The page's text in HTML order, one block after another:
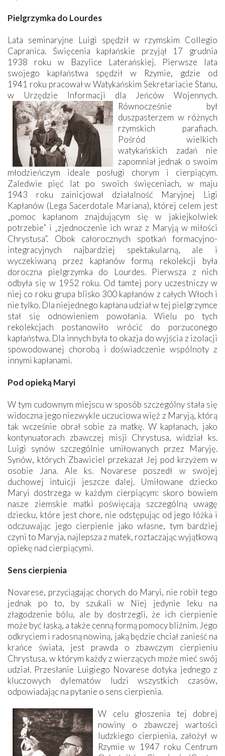
Pielgrzymka do Lourdes
Lata seminaryjne Luigi spędził w rzymskim Collegio
Capranica. Święcenia kapłańskie przyjął 17 grudnia
1938 roku w Bazylice Laterańskiej. Pierwsze lata
swojego kapłaństwa spędził w Rzymie, gdzie od
1941 roku pracował w Watykańskim Sekretariacie Stanu,
w Urzędzie Informacji dla Jeńców Wojennych.
Równocześnie był
duszpasterzem w różnych
rzymskich parafiach.
Pośród wielkich
watykańskich zadań nie
zapomniał jednak o swoim
młodzieńczym ideale posługi chorym i cierpiącym.
Zaledwie pięć lat po swoich święceniach, w maju
1943 roku zainicjował działalność Maryjnej Ligi
Kapłanów (Lega Sacerdotale Mariana), której celem jest
„pomoc kapłanom znajdującym się w jakiejkolwiek
potrzebie” i „zjednoczenie ich wraz z Maryją w miłości
Chrystusa”. Obok całorocznych spotkań formacyjno-
integracyjnych najbardziej spektakularną, ale i
wyczekiwaną przez kapłanów formą rekolekcji była
doroczna pielgrzymka do Lourdes. Pierwsza z nich
odbyła się w 1952 roku. Od tamtej pory uczestniczy w
niej co roku grupa blisko 300 kapłanów z całych Włoch i
nie tylko. Dla niejednego kapłana udział w tej pielgrzymce
stał się odnowieniem powołania. Wielu po tych
rekolekcjach postanowiło wrócić do porzuconego
kapłaństwa. Dla innych była to okazja do wyjścia z izolacji
spowodowanej chorobą i doświadczenie wspólnoty z
innymi kapłanami.
Pod opieką Maryi
W tym cudownym miejscu w sposób szczególny stała się
widoczna jego niezwykle uczuciowa więź z Maryją, którą
tak wcześnie obrał sobie za matkę. W kapłanach, jako
kontynuatorach zbawczej misji Chrystusa, widział ks.
Luigi synów szczególnie umiłowanych przez Maryję.
Synów, których Zbawiciel przekazał Jej pod krzyżem w
osobie Jana. Ale ks. Novarese poszedł w swojej
duchowej intuicji jeszcze dalej. Umiłowane dziecko
Maryi dostrzega w każdym cierpiącym: skoro bowiem
nasze ziemskie matki poświęcają szczególną uwagę
dziecku, które jest chore, nie odstępując od jego łóżka i
odczuwając jego cierpienie jako własne, tym bardziej
czyni to Maryja, najlepsza z matek, roztaczając wyjątkową
opiekę nad cierpiącymi.
Sens cierpienia
Novarese, przyciągając chorych do Maryi, nie robił tego
jednak po to, by szukali w Niej jedynie leku na
złagodzenie bólu, ale by dostrzegli, że ich cierpienie
może być łaską, a także cenną formą pomocy bliźnim. Jego
odkryciem i radosną nowiną, jaką będzie chciał zanieść na
krańce świata, jest prawda o zbawczym cierpieniu
Chrystusa, w którym każdy z wierzących może mieć swój
udział. Przesłanie Luigiego Novarese dotyka jednego z
kluczowych dylematów ludzi wszystkich czasów,
odpowiadając na pytanie o sens cierpienia.
W celu głoszenia tej dobrej
nowiny o zbawczej wartości
ludzkiego cierpienia, założył w
Rzymie w 1947 roku Centrum